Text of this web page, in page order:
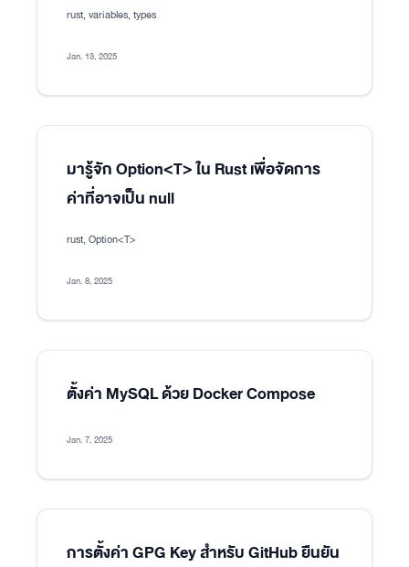
rust, variables, types
Jan. 13, 2025
มารู้จัก Option<T> ใน Rust เพื่อจัดการ
ค่าที่อาจเป็น null
rust, Option<T>
Jan. 8, 2025
ตั้งค่า MySQL ด้วย Docker Compose
Jan. 7, 2025
การตั้งค่า GPG Key สำหรับ GitHub ยืนยัน